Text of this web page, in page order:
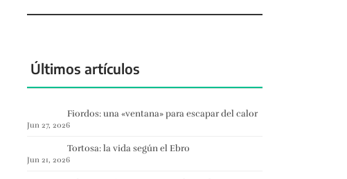
Últimos artículos
Fiordos: una «ventana» para escapar del calor
Jun 27, 2026
Tortosa: la vida según el Ebro
Jun 21, 2026